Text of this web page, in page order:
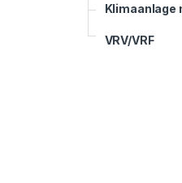
Klimaanlage
VRV/VRF